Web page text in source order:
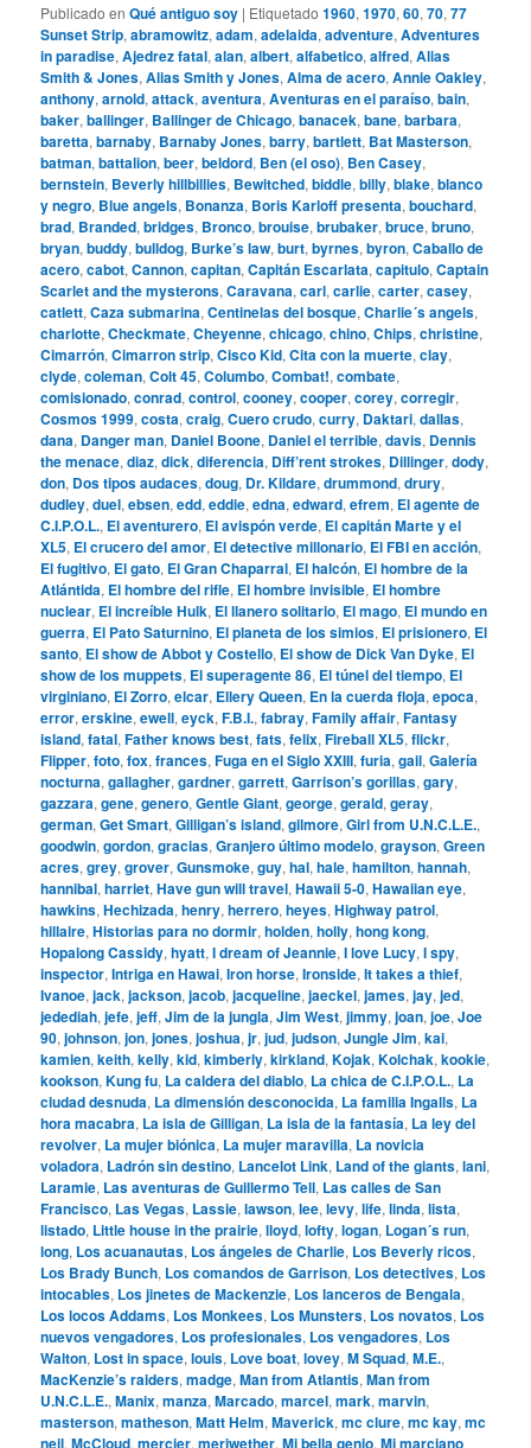
Publicado en Qué antiguo soy | Etiquetado 1960,1970,60,70,77
Sunset Strip,abramowitz,adam,adelaida,adventure,Adventures
in paradise,Ajedrez fatal,alan,albert,alfabetico,alfred,Alias
Smith & Jones,Alias Smith y Jones,Alma de acero,Annie Oakley,
anthony,arnold,attack,aventura,Aventuras en el paraíso,bain,
baker,ballinger, Ballinger de Chicago,banacek,bane,barbara,
baretta,barnaby, Barnaby Jones,barry,bartlett, Bat Masterson,
batman,battalion,beer,beldord, Ben (el oso), Ben Casey,
bernstein, Beverly hillbillies, Bewitched,biddle,billy,blake,blanco
y negro, Blue angels, Bonanza, Boris Karloff presenta,bouchard,
brad, Branded,bridges, Bronco,brouise,brubaker,bruce,bruno,
bryan,buddy,bulldog, Burke’s law,burt,byrnes,byron,Caballo de
acero,cabot,Cannon,capitan,Capitán Escarlata,capitulo,Captain
Scarlet and the mysterons,Caravana,carl,carlie,carter,casey,
catlett,Caza submarina,Centinelas del bosque,Charlie´s angels,
charlotte,Checkmate,Cheyenne,chicago,chino,Chips,christine,
Cimarrón,Cimarron strip,Cisco Kid,Cita con la muerte,clay,
clyde,coleman,Colt 45,Columbo,Combat!,combate,
comisionado,conrad,control,cooney,cooper,corey,corregir,
Cosmos 1999,costa,craig,Cuero crudo,curry, Daktari,dallas,
dana, Danger man, Daniel Boone, Daniel el terrible,davis, Dennis
the menace,diaz,dick,diferencia, Diff’rent strokes, Dillinger,dody,
don, Dos tipos audaces,doug, Dr. Kildare,drummond,drury,
dudley,duel,ebsen,edd,eddie,edna,edward,efrem, El agente de
C.I.P.O.L., El aventurero, El avispón verde, El capitán Marte y el
XL5, El crucero del amor, El detective millonario, El FBI en acción,
El fugitivo, El gato, El Gran Chaparral, El halcón, El hombre de la
Atlántida, El hombre del rifle, El hombre invisible, El hombre
nuclear, El increíble Hulk, El llanero solitario, El mago, El mundo en
guerra, El Pato Saturnino, El planeta de los simios, El prisionero, El
santo, El show de Abbot y Costello, El show de Dick Van Dyke, El
show de los muppets, El superagente 86, El túnel del tiempo, El
virginiano, El Zorro,elcar, Ellery Queen, En la cuerda floja,epoca,
error,erskine,ewell,eyck,F.B.I.,fabray,Family affair,Fantasy
island,fatal,Father knows best,fats,felix,Fireball XL5,flickr,
Flipper,foto,fox,frances,Fuga en el Siglo XXIII,furia,gail,Galería
nocturna,gallagher,gardner,garrett,Garrison’s gorillas,gary,
gazzara,gene,genero,Gentle Giant,george,gerald,geray,
german,Get Smart,Gilligan’s island,gilmore,Girl from U.N.C.L.E.,
goodwin,gordon,gracias,Granjero último modelo,grayson,Green
acres,grey,grover,Gunsmoke,guy,hal,hale,hamilton,hannah,
hannibal,harriet,Have gun will travel,Hawaii 5-0,Hawaiian eye,
hawkins,Hechizada,henry,herrero,heyes,Highway patrol,
hillaire,Historias para no dormir,holden,holly,hong kong,
Hopalong Cassidy,hyatt,I dream of Jeannie,I love Lucy,I spy,
inspector,Intriga en Hawai,Iron horse,Ironside,It takes a thief,
Ivanoe,jack,jackson,jacob,jacqueline,jaeckel,james,jay,jed,
jedediah,jefe,jeff,Jim de la jungla,Jim West,jimmy,joan,joe,Joe
90,johnson,jon,jones,joshua,jr,jud,judson,Jungle Jim,kai,
kamien,keith,kelly,kid,kimberly,kirkland,Kojak,Kolchak,kookie,
kookson,Kung fu, La caldera del diablo, La chica de C.I.P.O.L., La
ciudad desnuda, La dimensión desconocida, La familia Ingalls, La
hora macabra, La isla de Gilligan, La isla de la fantasía, La ley del
revolver, La mujer biónica, La mujer maravilla, La novicia
voladora, Ladrón sin destino, Lancelot Link, Land of the giants,lani,
Laramie, Las aventuras de Guillermo Tell, Las calles de San
Francisco, Las Vegas, Lassie,lawson,lee,levy,life,linda,lista,
listado, Little house in the prairie,lloyd,lofty,logan, Logan´s run,
long, Los acuanautas, Los ángeles de Charlie, Los Beverly ricos,
Los Brady Bunch, Los comandos de Garrison, Los detectives, Los
intocables, Los jinetes de Mackenzie, Los lanceros de Bengala,
Los locos Addams, Los Monkees, Los Munsters, Los novatos, Los
nuevos vengadores, Los profesionales, Los vengadores, Los
Walton, Lost in space,louis, Love boat,lovey,M Squad,M.E.,
MacKenzie’s raiders,madge,Man from Atlantis,Man from
U.N.C.L.E.,Manix,manza,Marcado,marcel,mark,marvin,
masterson,matheson,Matt Helm,Maverick,mc clure,mc kay,mc
neil,McCloud,mercier,meriwether,Mi bella genio,Mi marciano